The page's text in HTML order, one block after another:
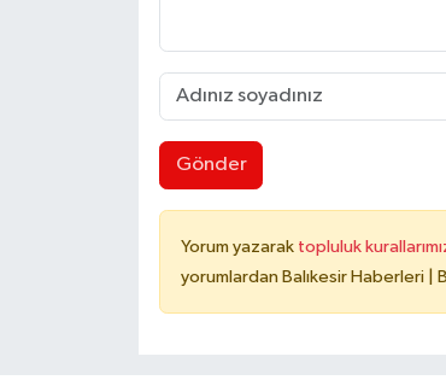
Gönder
Yorum yazarak topluluk
yorumlardan Balıkesir Haberleri |